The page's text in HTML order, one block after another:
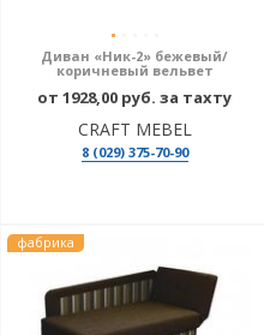
Диван «Ник-2» бежевый/
коричневый вельвет
от 1928,00 руб. за тахту
CRAFT MEBEL
8 (029) 375-70-90
фабрика